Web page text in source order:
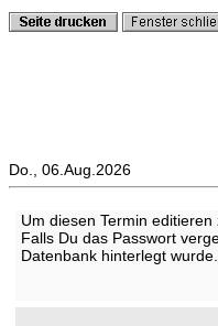
Do., 06.Aug.2026
Um diesen Termin
Falls Du das Passwort
Datenbank hinterlegt wurde.